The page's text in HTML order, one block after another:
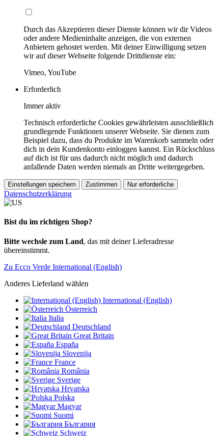
Durch das Akzeptieren dieser Dienste können wir dir Videos
oder andere Medieninhalte anzeigen, die von externen
Anbietern gehostet werden. Mit deiner Einwilligung setzen
wir auf dieser Webseite folgende Drittdienste ein:
Vimeo, YouTube
Erforderlich
Immer aktiv
Technisch erforderliche Cookies gewährleisten ausschließlich
grundlegende Funktionen unserer Webseite. Sie dienen zum
Beispiel dazu, dass du Produkte im Warenkorb sammeln oder
dich in dein Kundenkonto einloggen kannst. Ein Rückschluss
auf dich ist für uns dadurch nicht möglich und dadurch
anfallende Daten werden niemals an Dritte weitergegeben.
Einstellungen speichern Zustimmen Nur erforderliche
Datenschutzerklärung
Bist du im richtigen Shop?
Bitte wechsle zum Land, das mit deiner Lieferadresse
übereinstimmt.
Zu Ecco Verde International (English)
Anderes Lieferland wählen
International (English)
Österreich
Italia
Deutschland
Great Britain
España
Slovenija
France
România
Sverige
Hrvatska
Polska
Magyar
Suomi
България
Schweiz